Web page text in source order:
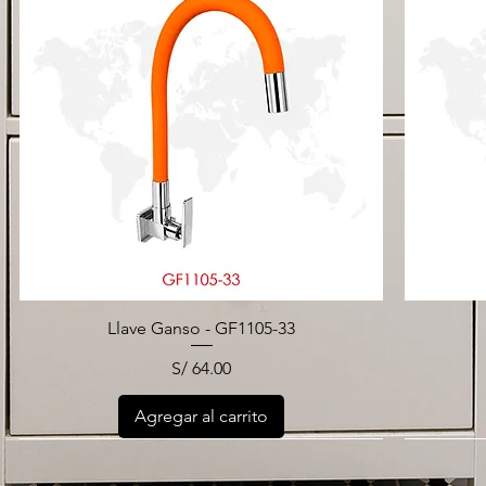
Llave Ganso - GF1105-33
Precio
S/ 64.00
Agregar al carrito